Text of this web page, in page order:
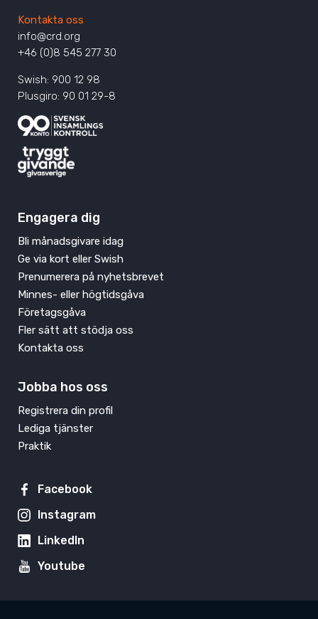
Kontakta oss
info@crd.org
+46 (0)8 545 277 30
Swish: 900 12 98
Plusgiro: 90 01 29-8
Engagera dig
Bli månadsgivare idag
Ge via kort eller Swish
Prenumerera på nyhetsbrevet
Minnes- eller högtidsgåva
Företagsgåva
Fler sätt att stödja oss
Kontakta oss
Jobba hos oss
Registrera din profil
Lediga tjänster
Praktik
Facebook
Instagram
LinkedIn
Youtube